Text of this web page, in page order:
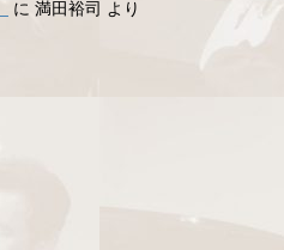
に 満田裕司 より